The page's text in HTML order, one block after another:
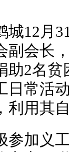
月31
副会长
助2名
日常活
利用其
义工